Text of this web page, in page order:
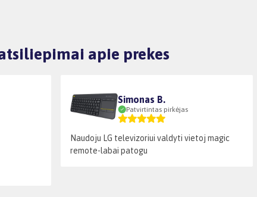
apie prekes
Simonas B.
Patvirtintas pirkėjas
Naudoju LG televizoriui valdyti vietoj magic
remote-labai patogu